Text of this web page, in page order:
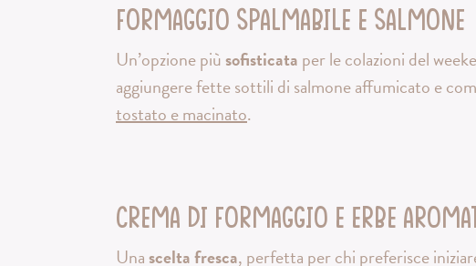
Formaggio spalmabile e salmone
Un’opzione piùsofisticata per le colazioni del
aggiungere fette sottili di salmone affumicato e
tostato e macinato.
Crema di formaggio e erbe
Unascelta fresca, perfetta per chi preferisce